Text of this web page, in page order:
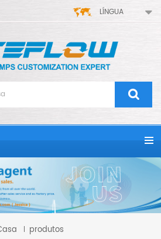
LÍNGUA
produtos